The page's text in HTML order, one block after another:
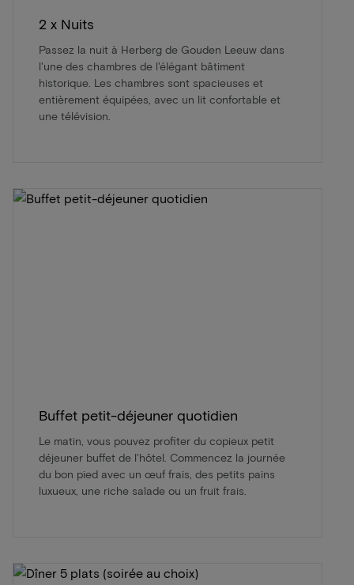
2 x Nuits
Passez la nuit à Herberg de Gouden Leeuw dans
l'une des chambres de l'élégant bâtiment
historique. Les chambres sont spacieuses et
entièrement équipées, avec un lit confortable et
une télévision.
Buffet petit-déjeuner quotidien
Le matin, vous pouvez profiter du copieux petit
déjeuner buffet de l'hôtel. Commencez la journée
du bon pied avec un œuf frais, des petits pains
luxueux, une riche salade ou un fruit frais.